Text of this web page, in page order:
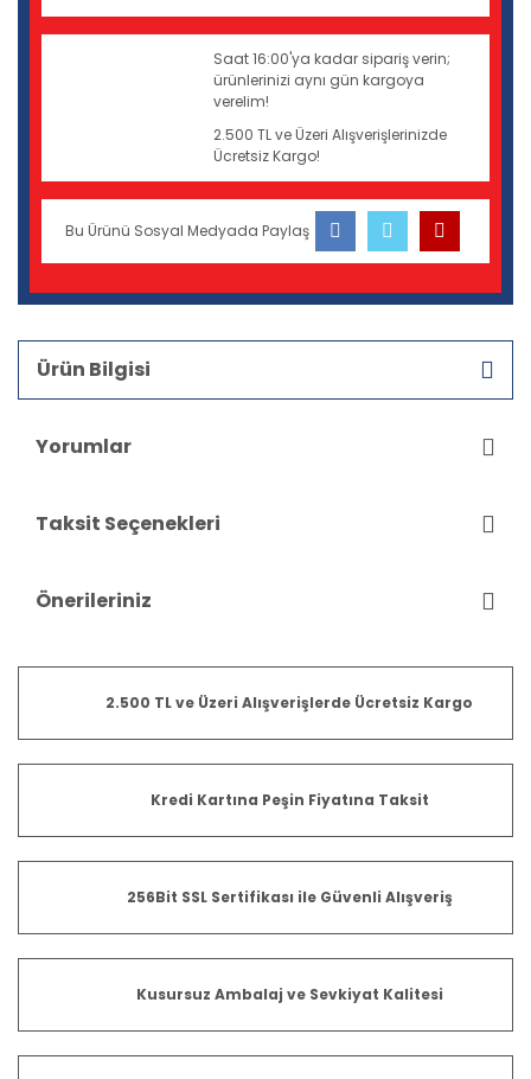
Saat 16:00'ya kadar sipariş verin;
ürünlerinizi aynı gün kargoya
verelim!
2.500 TL ve Üzeri Alışverişlerinizde
Ücretsiz Kargo!
Bu Ürünü Sosyal Medyada Paylaş
Ürün Bilgisi
Yorumlar
Taksit Seçenekleri
Önerileriniz
2.500 TL ve Üzeri Alışverişlerde Ücretsiz Kargo
Kredi Kartına Peşin Fiyatına Taksit
256Bit SSL Sertifikası ile Güvenli Alışveriş
Kusursuz Ambalaj ve Sevkiyat Kalitesi